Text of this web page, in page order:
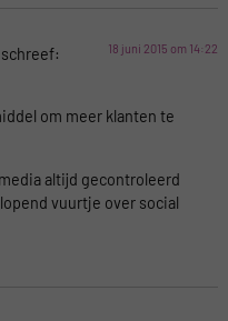
schreef: 18 juni 2015 om 14:22
om meer klanten te
altijd gecontroleerd
vuurtje over social